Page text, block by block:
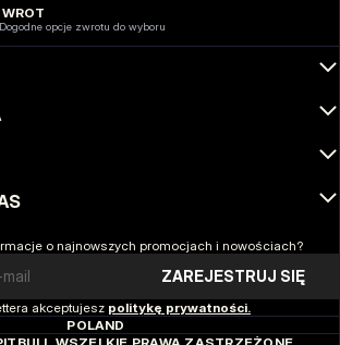
opcje zwrotu do wyboru
o najnowszych promocjach i nowościach?
ZAREJESTRUJ SIĘ
akceptujesz politykę prywatności.
POLAND
WSZELKIE PRAWA ZASTRZEŻONE.